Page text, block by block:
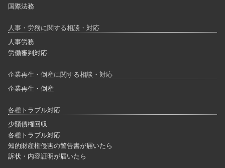
国際法務
人事・労務に関する相談・対応
人事労務
労働審判対応
企業再生・倒産に関する相談・対応
企業再生・倒産
各種トラブル対応
少額債権回収
各種トラブル対応
知的財産権侵害の警告書が届いたら
訴状・内容証明が届いたら